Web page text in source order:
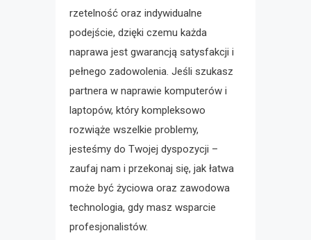
rzetelność oraz indywidualne
podejście, dzięki czemu każda
naprawa jest gwarancją satysfakcji i
pełnego zadowolenia. Jeśli szukasz
partnera w naprawie komputerów i
laptopów, który kompleksowo
rozwiąże wszelkie problemy,
jesteśmy do Twojej dyspozycji –
zaufaj nam i przekonaj się, jak łatwa
może być życiowa oraz zawodowa
technologia, gdy masz wsparcie
profesjonalistów.